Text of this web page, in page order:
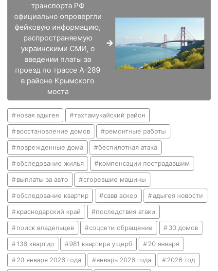
транспорта РФ
официально опровергли
фейковую информацию,
распространяемую
украинскими СМИ, о
введении платы за
проезд по трассе А-289
в районе Крымского
моста
новая адыгея тахтамукайский район
восстановление домов ремонтные работы
поврежденные дома беспилотная атака
обследование жилья компенсации пострадавшим
выплаты за авто сгоревшие машины
обследование квартир савв аскер адыгея новости
краснодарский край последствия атаки
поиск владельцев соцсети обращение 30 домов
136 квартир 981 квартира ущерб 20 января
20 января 2026 года январь 2026 года 2026 год